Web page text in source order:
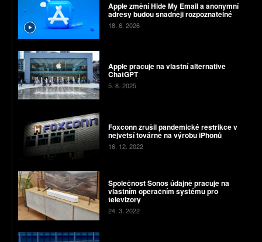
Apple změní Hide My Email a anonymní
adresy budou snadněji rozpoznatelné
18. 6. 2026
Apple pracuje na vlastní alternativě
ChatGPT
5. 8. 2025
Foxconn zrušil pandemické restrikce v
největší továrně na výrobu iPhonů
16. 12. 2022
Společnost Sonos údajně pracuje na
vlastním operačním systému pro
televizory
24. 3. 2022